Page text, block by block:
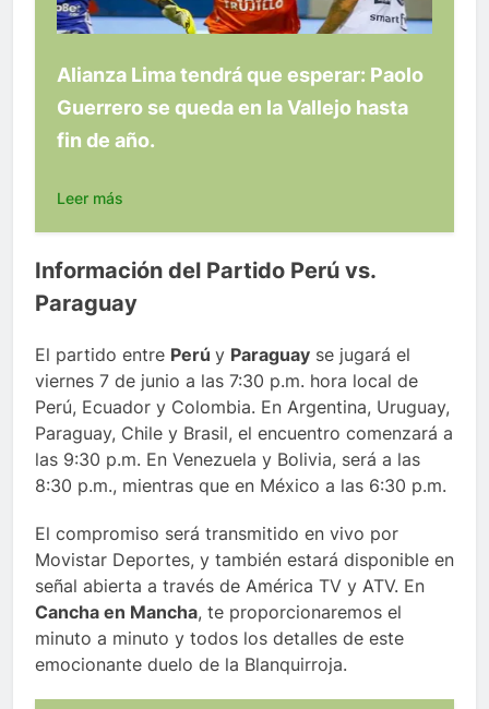
Alianza Lima tendrá que esperar: Paolo
Guerrero se queda en la Vallejo hasta
fin de año.
Leer más
Información del Partido Perú vs.
Paraguay
El partido entre Perú y Paraguay se jugará el
viernes 7 de junio a las 7:30 p.m. hora local de
Perú, Ecuador y Colombia. En Argentina, Uruguay,
Paraguay, Chile y Brasil, el encuentro comenzará a
las 9:30 p.m. En Venezuela y Bolivia, será a las
8:30 p.m., mientras que en México a las 6:30 p.m.
El compromiso será transmitido en vivo por
Movistar Deportes, y también estará disponible en
señal abierta a través de América TV y ATV. En
Cancha en Mancha, te proporcionaremos el
minuto a minuto y todos los detalles de este
emocionante duelo de la Blanquirroja.